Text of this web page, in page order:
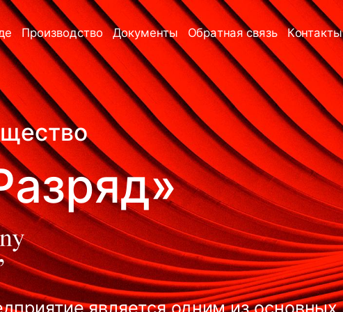
→ Производство
→ Документы
→ Обратная связь
→ Контакты
является одним из основных